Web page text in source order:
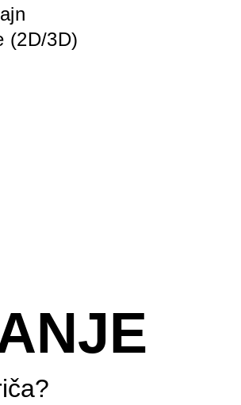
(2D/3D)